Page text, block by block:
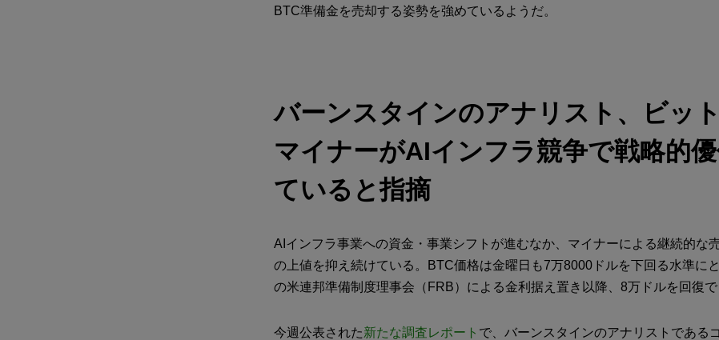
BTC準備金を売却する姿勢を強めているようだ。
バーンスタインのアナリスト、ビッ
マイナーがAIインフラ競争で戦略的
ていると指摘
AIインフラ事業への資金・事業シフトが進むなか、マイナーによる継続的な
の上値を抑え続けている。BTC価格は金曜日も7万8000ドルを下回る水準に
の米連邦準備制度理事会（FRB）による金利据え置き以降、8万ドルを回復で
今週公表された新たな調査レポート で、バーンスタインのアナリストである